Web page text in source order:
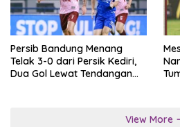
Persib Bandung Menang
Telak 3-0 dari Persik Kediri,
Dua Gol Lewat Tendangan
View More